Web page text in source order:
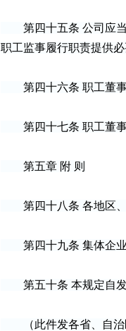
第四十五条 公司应当
职工监事履行职责提供
第四十六条 职工董事
第四十七条 职工董事
第五章 附 则
第四十八条 各地区、
第四十九条 集体企业
第五十条 本规定自发
（此件发各省、自治